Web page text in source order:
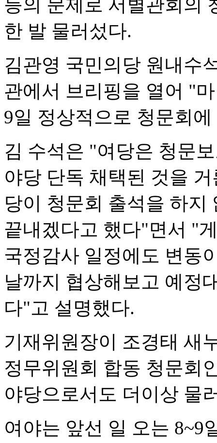
등의 문제로 서별관회의
한 발 물러섰다.
김관영 국민의당 원내수
관에서 브리핑을 열어 "
9일 정상적으로 청문회
김 수석은 "여당은 청문
야당 단독 채택된 것을
당이 청문회 출석을 하
끝내겠다고 했다"면서 "
국정감사 일정에도 변동
날까지 협상해보고 예정
다"고 설명했다.
기재위원장이 조경태 새
정무위원회 합동 청문회
야당으로서도 더이상 물
여야는 앞선 일 오는 8~9